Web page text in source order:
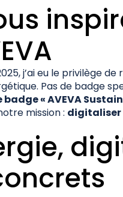
j’ai eu le privilège
Pas de badge
badge « AVEVA
mission : digitaliser